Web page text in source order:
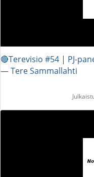
🔴Terevisio #54 | PJ-
― Tere Sammallahti